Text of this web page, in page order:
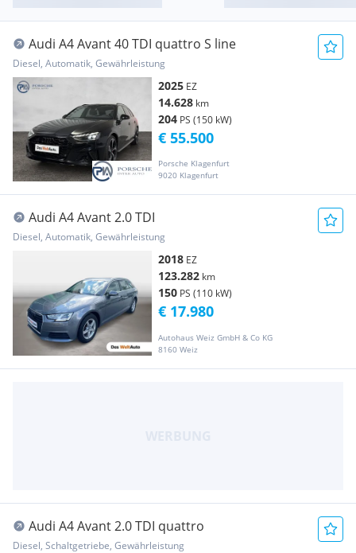
Audi A4 Avant 40 TDI quattro S line
Diesel, Automatik, Gewährleistung
2025 EZ
14.628 km
204 PS (150 kW)
Porsche Klagenfurt
9020 Klagenfurt
€ 55.500
Audi A4 Avant 2.0 TDI
Diesel, Automatik, Gewährleistung
2018 EZ
123.282 km
150 PS (110 kW)
Autohaus Weiz GmbH & Co KG
8160 Weiz
€ 17.980
Audi A4 Avant 2.0 TDI quattro
Diesel, Schaltgetriebe, Gewährleistung